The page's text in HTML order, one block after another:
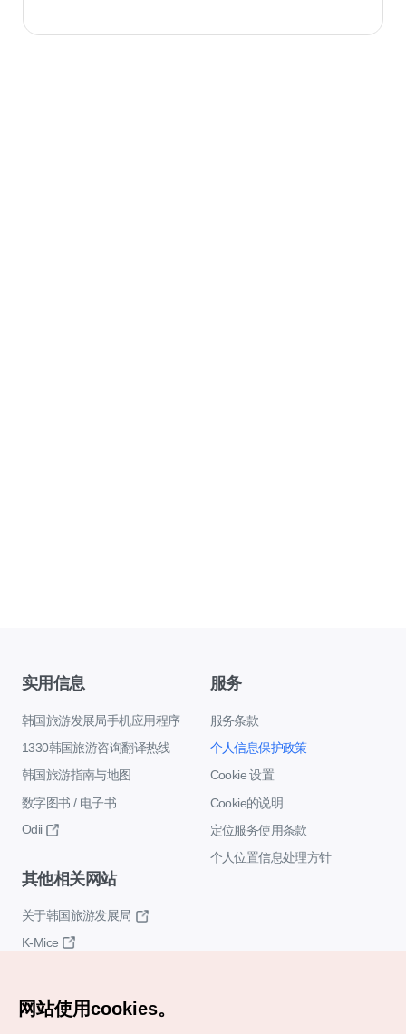
实用信息
韩国旅游发展局手机应用程序
1330韩国旅游咨询翻译热线
韩国旅游指南与地图
数字图书 / 电子书
Odii
服务
服务条款
个人信息保护政策
Cookie 设置
Cookie的说明
定位服务使用条款
个人位置信息处理方针
其他相关网站
关于韩国旅游发展局
K-Mice
网站使用cookies。